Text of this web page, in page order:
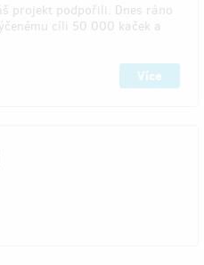
projekt podpořili. Dnes ráno
cíli 50 000 kaček a
Více